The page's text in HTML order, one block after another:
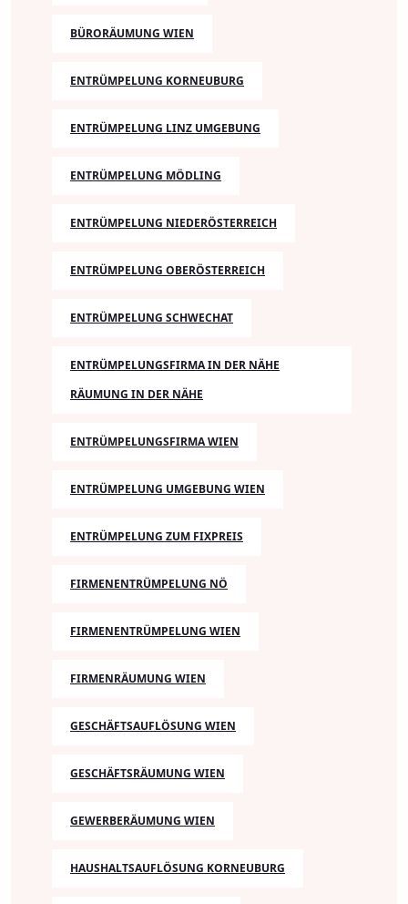
BÜRORÄUMUNG WIEN
ENTRÜMPELUNG KORNEUBURG
ENTRÜMPELUNG LINZ UMGEBUNG
ENTRÜMPELUNG MÖDLING
ENTRÜMPELUNG NIEDERÖSTERREICH
ENTRÜMPELUNG OBERÖSTERREICH
ENTRÜMPELUNG SCHWECHAT
ENTRÜMPELUNGSFIRMA IN DER NÄHE
RÄUMUNG IN DER NÄHE
ENTRÜMPELUNGSFIRMA WIEN
ENTRÜMPELUNG UMGEBUNG WIEN
ENTRÜMPELUNG ZUM FIXPREIS
FIRMENENTRÜMPELUNG NÖ
FIRMENENTRÜMPELUNG WIEN
FIRMENRÄUMUNG WIEN
GESCHÄFTSAUFLÖSUNG WIEN
GESCHÄFTSRÄUMUNG WIEN
GEWERBERÄUMUNG WIEN
HAUSHALTSAUFLÖSUNG KORNEUBURG